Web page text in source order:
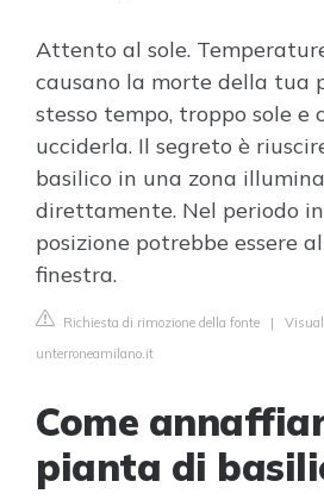
Attento al sole.
causano la morte della tua
stesso tempo, troppo sole e
ucciderla. Il segreto è
basilico in una zona
direttamente. Nel periodo
posizione potrebbe essere
finestra.
Richiesta di rimozione della fonte |
unterroneamilano.it
Come
pianta di